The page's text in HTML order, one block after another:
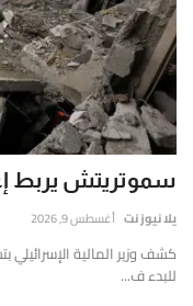
سموتريتش يربط
يلا نيوز نت أغسطس 9, 2026
كشف وزير المالية
للبدء ف...